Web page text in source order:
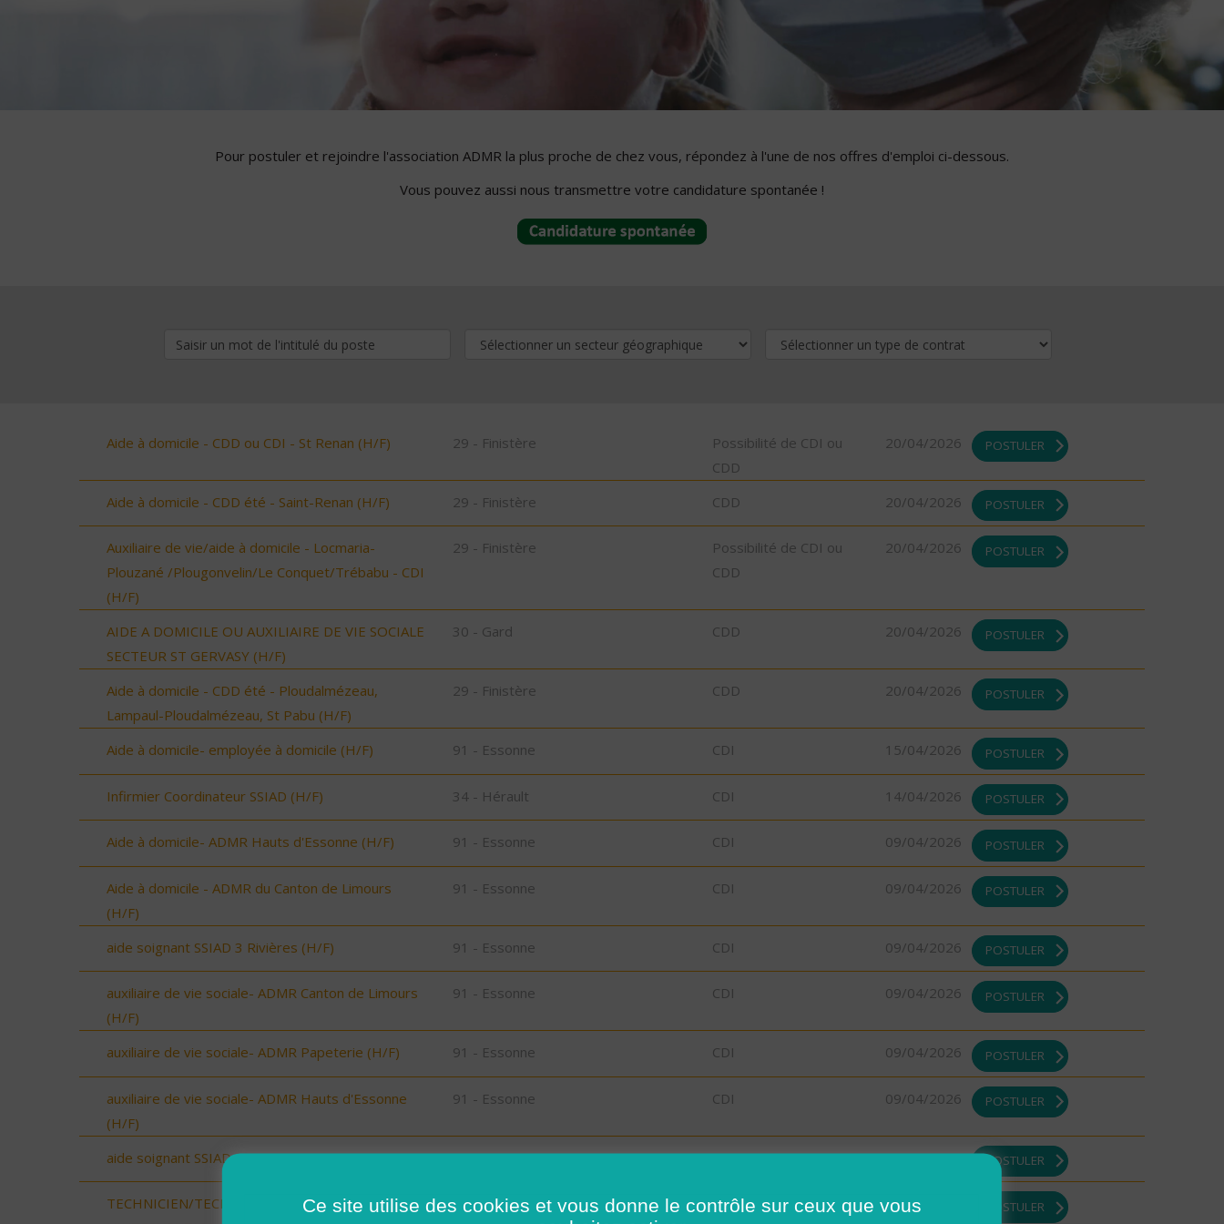
Pour postuler et rejoindre l'association ADMR la plus proche de chez vous, répondez à l'une de nos offres d'emploi ci-dessous.
Vous pouvez aussi nous transmettre votre candidature spontanée !
Aide à domicile - CDD ou CDI - St Renan (H/F) 29 - Finistère
Possibilité de CDI ou
CDD
20/04/2026 POSTULER
Aide à domicile - CDD été - Saint-Renan (H/F) 29 - Finistère CDD 20/04/2026 POSTULER
Auxiliaire de vie/aide à domicile - Locmaria-
Plouzané /Plougonvelin/Le Conquet/Trébabu - CDI
(H/F)
29 - Finistère
Possibilité de CDI ou
CDD
20/04/2026 POSTULER
AIDE A DOMICILE OU AUXILIAIRE DE VIE SOCIALE
SECTEUR ST GERVASY (H/F)
30 - Gard CDD 20/04/2026 POSTULER
Aide à domicile - CDD été - Ploudalmézeau,
Lampaul-Ploudalmézeau, St Pabu (H/F)
29 - Finistère CDD 20/04/2026 POSTULER
Aide à domicile- employée à domicile (H/F) 91 - Essonne CDI 15/04/2026 POSTULER
Infirmier Coordinateur SSIAD (H/F) 34 - Hérault CDI 14/04/2026 POSTULER
Aide à domicile- ADMR Hauts d'Essonne (H/F) 91 - Essonne CDI 09/04/2026 POSTULER
Aide à domicile - ADMR du Canton de Limours
(H/F)
91 - Essonne CDI 09/04/2026 POSTULER
aide soignant SSIAD 3 Rivières (H/F) 91 - Essonne CDI 09/04/2026 POSTULER
auxiliaire de vie sociale- ADMR Canton de Limours
(H/F)
91 - Essonne CDI 09/04/2026 POSTULER
auxiliaire de vie sociale- ADMR Papeterie (H/F) 91 - Essonne CDI 09/04/2026 POSTULER
auxiliaire de vie sociale- ADMR Hauts d'Essonne
(H/F)
91 - Essonne CDI 09/04/2026 POSTULER
aide soignant SSIAD Hurepoix (H/F) 91 - Essonne CDI 09/04/2026 POSTULER
TECHNICIEN/TECHNICIENNE DE
30 - Gard CDI 08/04/2026 POSTULER
Ce site utilise des cookies et vous donne le contrôle sur ceux que vous